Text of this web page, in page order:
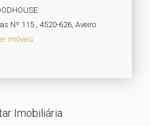
Nº 115 , 4520-626, Aveiro
Imóveis
Imobiliária